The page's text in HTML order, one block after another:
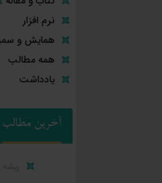
نرم افزار
همایش و
همه مطالب
یادداشت
آخرین مطالب